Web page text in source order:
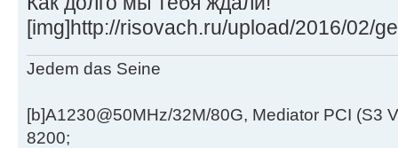
[img]http://risovach.ru/upload/2016/02/
Jedem das Seine
[b]A1230@50MHz/32M/80G, Mediator PCI (S3
8200;